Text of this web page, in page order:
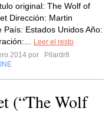
original: The Wolf of
Dirección: Martin
País: Estados Unidos Año:
Leer el resto
2014 por
Pilardr8
(“The Wolf